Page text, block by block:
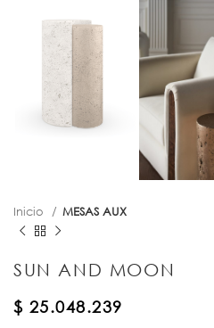
Inicio MESAS AUX
SUN AND MOON
$ 25.048.239